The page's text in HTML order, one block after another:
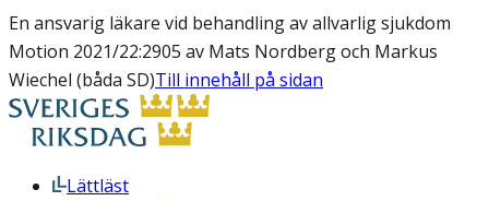
En ansvarig läkare vid behandling av allvarlig sjukdom
Motion 2021/22:2905 av Mats Nordberg och Markus
Wiechel (båda SD)Till innehåll på sidan
Lättläst